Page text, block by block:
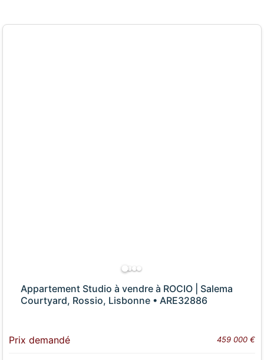
Appartement Studio à vendre à ROCIO | Salema
Courtyard, Rossio, Lisbonne • ARE32886
Prix demandé 459 000 €